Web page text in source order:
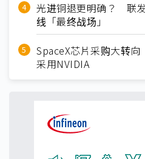
光进铜退更明确？ 联
线「最终战场」
SpaceX芯片采购大转
采用NVIDIA